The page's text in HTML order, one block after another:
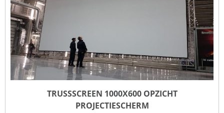
TRUSSSCREEN 1000X600 OPZICHT
PROJECTIESCHERM